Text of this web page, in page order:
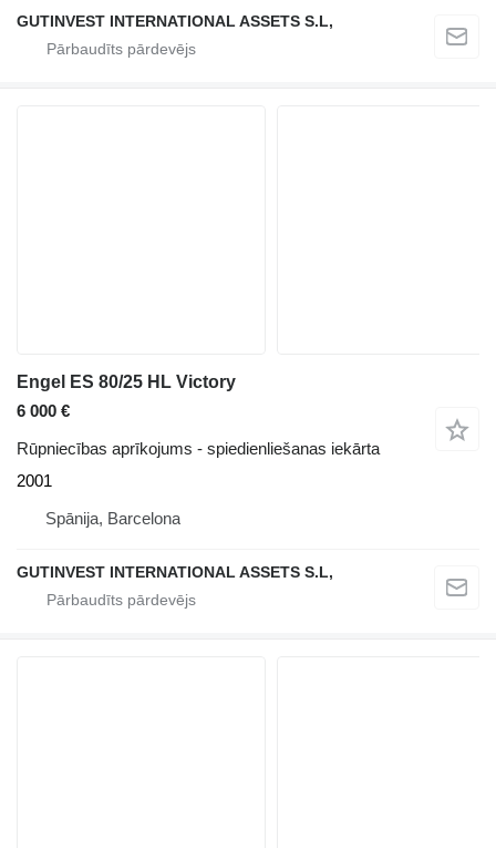
GUTINVEST INTERNATIONAL ASSETS S.L,
Engel ES 80/25 HL Victory
6 000 €
Rūpniecības aprīkojums - spiedienliešanas iekārta
2001
Spānija, Barcelona
GUTINVEST INTERNATIONAL ASSETS S.L,